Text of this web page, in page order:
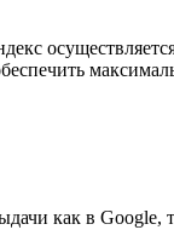
как в